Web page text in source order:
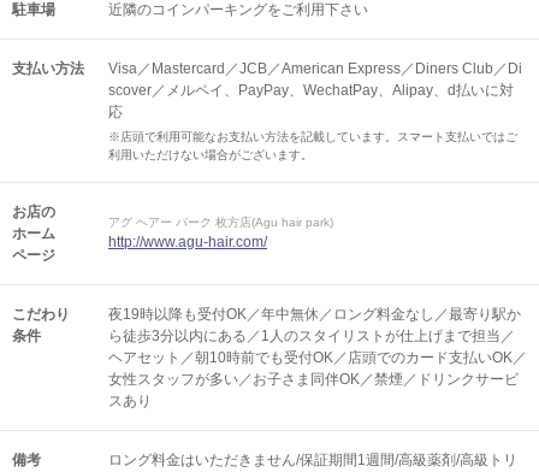
駐車場 近隣のコインパーキングをご利用下さい
支払い方法
Visa／Mastercard／JCB／American Express／Diners Club／Di
scover／メルペイ、PayPay、WechatPay、Alipay、d払いに対
応
※店頭で利用可能なお支払い方法を記載しています。スマート支払いではご
利用いただけない場合がございます。
お店の
ホーム
ページ
アグ ヘアー パーク 枚方店(Agu hair park)
http://www.agu-hair.com/
こだわり
条件
夜19時以降も受付OK／年中無休／ロング料金なし／最寄り駅か
ら徒歩3分以内にある／1人のスタイリストが仕上げまで担当／
ヘアセット／朝10時前でも受付OK／店頭でのカード支払いOK／
女性スタッフが多い／お子さま同伴OK／禁煙／ドリンクサービ
スあり
備考
ロング料金はいただきません/保証期間1週間/高級薬剤/高級トリ